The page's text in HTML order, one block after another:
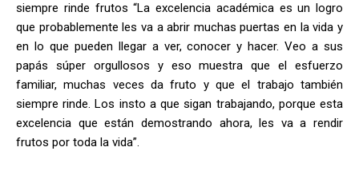
siempre rinde frutos “La excelencia académica es un logro
que probablemente les va a abrir muchas puertas en la vida y
en lo que pueden llegar a ver, conocer y hacer. Veo a sus
papás súper orgullosos y eso muestra que el esfuerzo
familiar, muchas veces da fruto y que el trabajo también
siempre rinde. Los insto a que sigan trabajando, porque esta
excelencia que están demostrando ahora, les va a rendir
frutos por toda la vida”.